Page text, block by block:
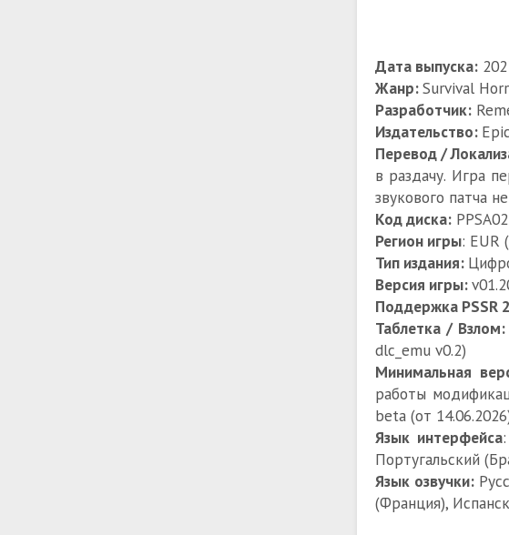
Дата выпуска:
Жанр:Survival
Разработчик:
Издательство:
Перевод /
в раздачу. Игра
звукового патча
Код диска:
Регион игры: EUR
Тип издания:
Версия игры:
Поддержка PSSR
Таблетка / Взлом:
dlc_emu v0.2)
Минимальная
работы
beta (от
Язык интерфейса
Португальский
Язык озвучки:
(Франция),